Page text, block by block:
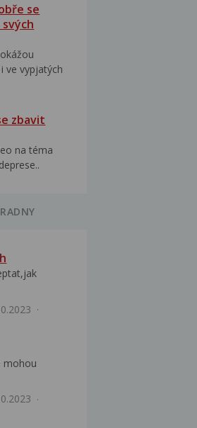
se
ve vypjatých
zbavit
na téma
mohou